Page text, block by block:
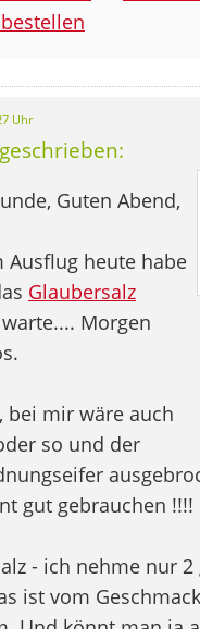
Uhr
Guten Abend,
Ausflug heute habe
Glaubersalz
Morgen
bei mir wäre auch
so und der
gut gebrauchen !!!!
- ich nehme nur 2
ist vom